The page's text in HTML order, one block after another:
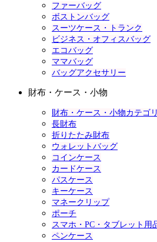
ファーバッグ
ボストンバッグ
スーツケース・トランク
ビジネス・オフィスバッグ
エコバッグ
ママバッグ
バッグアクセサリー
財布・ケース・小物
財布・ケース・小物カテゴ
長財布
折りたたみ財布
ウォレットバッグ
コインケース
カードケース
パスケース
キーケース
マネークリップ
ポーチ
スマホ・PC・タブレット用
ペンケース